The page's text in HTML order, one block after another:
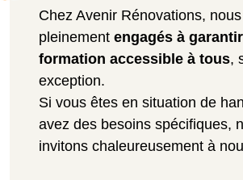
Chez Avenir Rénovations,
pleinement engagés à
formation accessible à tous,
exception.
Si vous êtes en situation de
avez des besoins spécifiques,
invitons chaleureusement à